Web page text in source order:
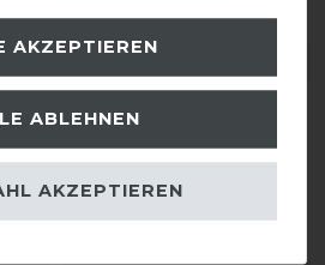
könnten dich auch
AKZEPTIEREN
ABLEHNEN
AKZEPTIEREN